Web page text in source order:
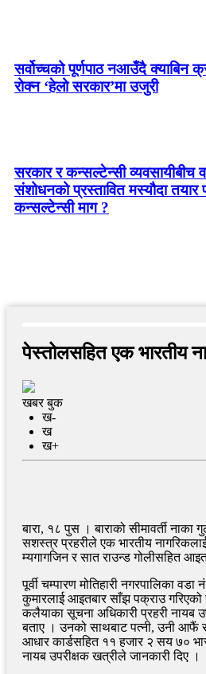
सर्वोच्चको पूर्णपाठ नआउँदै क्याबिन
रोक्न ‘हेलो सरकार’मा उजुरी
सरकार र कन्सल्टेन्सी व्यवसायीबीच
संशोधनको प्रस्तावित मस्यौदा
कन्सल्टेन्सी माग ?
पेस्तोलसहित एक भारतीय
खबर बुक
ख-
ख
ख+
बारा, १८ पुस । बाराको सीमावर्ती नाका
सशस्त्र प्रहरीले एक भारतीय
म्यगागजिन र सात राउन्ड गोलीसहित
पूर्वी चम्पारण मोतिहारी नगरपालिका
कुमारलाई आइतबार साँझ पक्राउ
कलैयाका सूचना अधिकारी प्रहरी नायब
बताए । उनको साथबाट पत्नी, उनी आफैं र
आधार कार्डसहित ११ हजार २ सय ७०
नायब उपरीक्षक खत्रीले जानकारी दिए ।